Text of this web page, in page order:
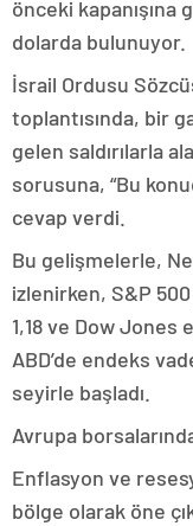
önceki kapanışına
dolarda bulunuyor.
İsrail Ordusu
toplantısında, bir
gelen saldırılarla
sorusuna, “Bu
cevap verdi.
Bu gelişmelerle,
izlenirken, S&P
1,18 ve Dow Jones
ABD’de endeks
seyirle başladı.
Avrupa
Enflasyon ve
bölge olarak öne